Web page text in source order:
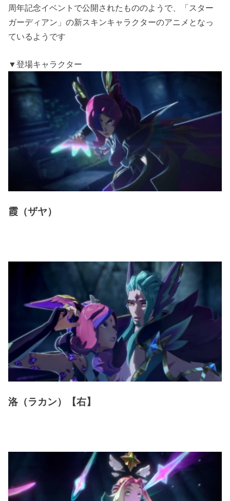
周年記念イベントで公開されたもののようで、「スター
ガーディアン」の新スキンキャラクターのアニメとなっ
ているようです
▼登場キャラクター
霞（ザヤ）
洛（ラカン）【右】